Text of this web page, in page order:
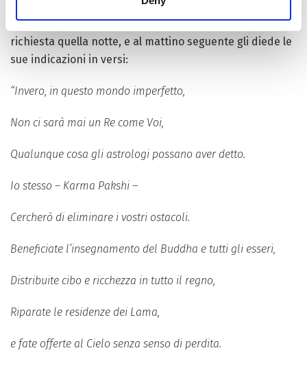
eliminare magicamente gli ostacoli alla sua attività. Il
Karmapa gli rispose che avrebbe riflettuto sulla sua
richiesta quella notte, e al mattino seguente gli diede le
sue indicazioni in versi:
“Invero, in questo mondo imperfetto,
Non ci sarà mai un Re come Voi,
Qualunque cosa gli astrologi possano aver detto.
Io stesso – Karma Pakshi –
Cercherò di eliminare i vostri ostacoli.
Beneficiate l’insegnamento del Buddha e tutti gli esseri,
Distribuite cibo e ricchezza in tutto il regno,
Riparate le residenze dei Lama,
e fate offerte al Cielo senza senso di perdita.